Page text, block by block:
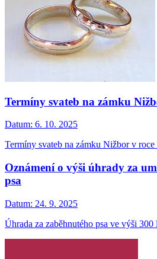
Termíny svateb na zámku
Datum: 6. 10. 2025
Termíny svateb na zámku Nižbor v
Oznámení o výši úhrady za
psa
Datum: 24. 9. 2025
Úhrada za zaběhnutého psa ve výši 300